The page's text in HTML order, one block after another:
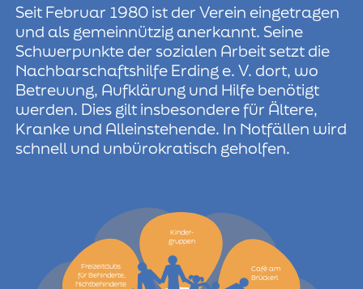
Seit Februar 1980 ist der Verein eingetragen
und als gemeinnützig anerkannt. Seine
Schwerpunkte der sozialen Arbeit setzt die
Nachbarschaftshilfe Erding e. V. dort, wo
Betreuung, Aufklärung und Hilfe benötigt
werden. Dies gilt insbesondere für Ältere,
Kranke und Alleinstehende. In Notfällen wird
schnell und unbürokratisch geholfen.
Kinder-
gruppen
Cafè am
Brückerl
Freizeitclubs
für Behinderte,
Nichtbehinderte